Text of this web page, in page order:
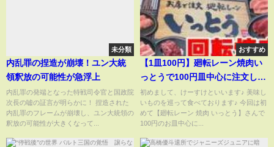
未分類
内乱罪の捏造が崩壊！ユン大統
領釈放の可能性が急浮上
内乱罪の発端となった特戦司令官と国政院
次長の嘘の証言が明らかに！ 捏造された
内乱罪のフレームが崩壊し、ユン大統領の
釈放の可能性が大きくなって...
おすすめ
【1皿100円】廻転レーン焼肉い
っとうで100円皿中心に注文した
ら楽しすぎました♪【廻転レーン
焼肉 いっとう】
初めまして、けーすけといいます♪ 美味し
いものを巡って食べております♪ 今回は初
めて【廻転レーン 焼肉 いっとう】さんで
100円のお皿中心に...